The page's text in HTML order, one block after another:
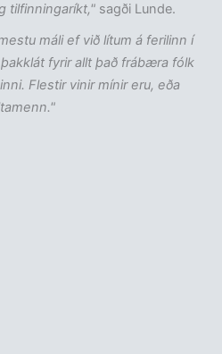
tilfinningaríkt," sagði Lunde.
máli ef við lítum á ferilinn í
fyrir allt það frábæra fólk
Flestir vinir mínir eru, eða